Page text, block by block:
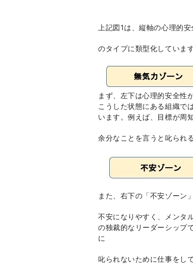
上記図1は、縦軸の心理的
のタイプに類型化しています
まず、左下は心理的安全性
こうした状態にある組織で
います。例えば、目標が周
余分なことを言うと叱られ
また、右下の「不安ゾーン
不安になりやすく、メンタ
の独裁的なリーダーシップ
に
叱られないために仕事をし